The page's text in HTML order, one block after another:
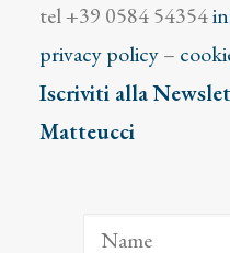
tel +39 0584 54354
privacy policy–
Iscriviti alla
Matteucci